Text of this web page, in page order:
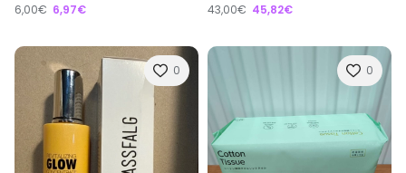
6,00€ 6,97€ 43,00€ 45,82€
0 0